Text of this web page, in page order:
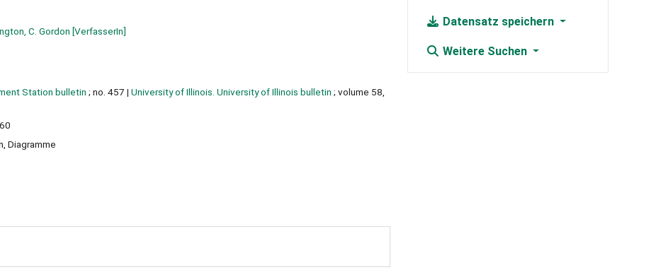
C. Gordon [VerfasserIn]
Station bulletin ; no. 457 | University of Illinois. University of Illinois bulletin ; volume 58,
Diagramme
Datensatz speichern
Weitere Suchen